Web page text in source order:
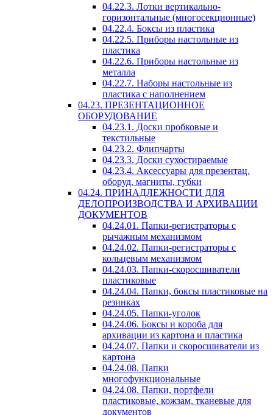
04.22.3. Лотки вертикально-
горизонтальные (многосекционные)
04.22.4. Боксы из пластика
04.22.5. Приборы настольные из
пластика
04.22.6. Приборы настольные из
металла
04.22.7. Наборы настольные из
пластика с наполнением
04.23. ПРЕЗЕНТАЦИОННОЕ
ОБОРУДОВАНИЕ
04.23.1. Доски пробковые и
текстильные
04.23.2. Флипчарты
04.23.3. Доски сухостираемые
04.23.4. Аксессуары для презентац.
оборуд. магниты, губки
04.24. ПРИНАДЛЕЖНОСТИ ДЛЯ
ДЕЛОПРОИЗВОДСТВА И АРХИВАЦИИ
ДОКУМЕНТОВ
04.24.01. Папки-регистраторы с
рычажным механизмом
04.24.02. Папки-регистраторы с
кольцевым механизмом
04.24.03. Папки-скоросшиватели
пластиковые
04.24.04. Папки, боксы пластиковые на
резинках
04.24.05. Папки-уголок
04.24.06. Боксы и короба для
архивации из картона и пластика
04.24.07. Папки и скоросшиватели из
картона
04.24.08. Папки
многофункциональные
04.24.08. Папки, портфели
пластиковые, кожзам, тканевые для
документов